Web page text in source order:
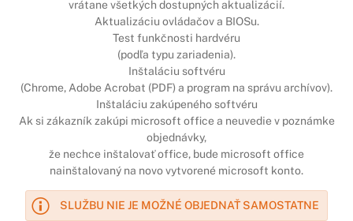
vrátane všetkých dostupných aktualizácií.
Aktualizáciu ovládačov a BIOSu.
Test funkčnosti hardvéru
(podľa typu zariadenia).
Inštaláciu softvéru
(Chrome, Adobe Acrobat (PDF) a program na správu archívov).
Inštaláciu zakúpeného softvéru
Ak si zákazník zakúpi microsoft office a neuvedie v poznámke
objednávky,
že nechce inštalovať office, bude microsoft office
nainštalovaný na novo vytvorené microsoft konto.
SLUŽBU NIE JE MOŽNÉ OBJEDNAŤ SAMOSTATNE